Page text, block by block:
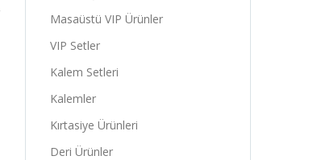
Masaüstü VIP Ürünler
VIP Setler
Kalem Setleri
Kalemler
Kırtasiye Ürünleri
Deri Ürünler